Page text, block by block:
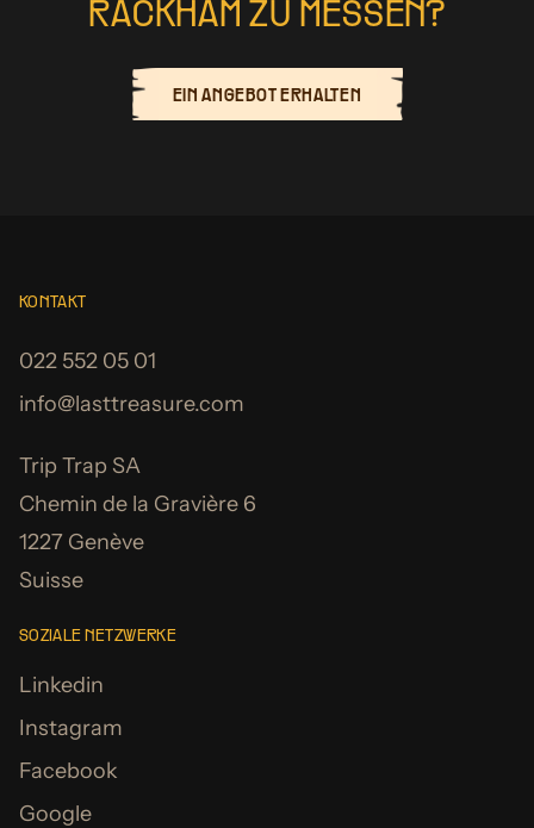
RACKHAM ZU MESSEN?
EIN ANGEBOT ERHALTEN
KONTAKT
022 552 05 01
info@lasttreasure.com
Trip Trap SA
Chemin de la Gravière 6
1227 Genève
Suisse
SOZIALE NETZWERKE
Linkedin
Instagram
Facebook
Google